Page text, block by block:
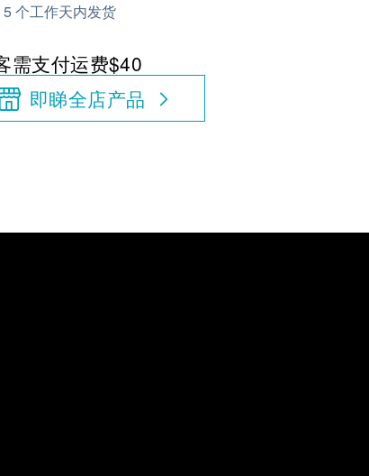
5 个工作天内发货
需支付运费$40
即睇全店产品